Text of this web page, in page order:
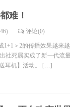
难！
评论(0)
＞2的传播效果越来
社死属实成了新一代流
耳机】活动。 […]